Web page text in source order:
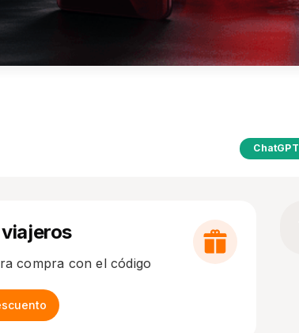
ChatGPT
compra con el código